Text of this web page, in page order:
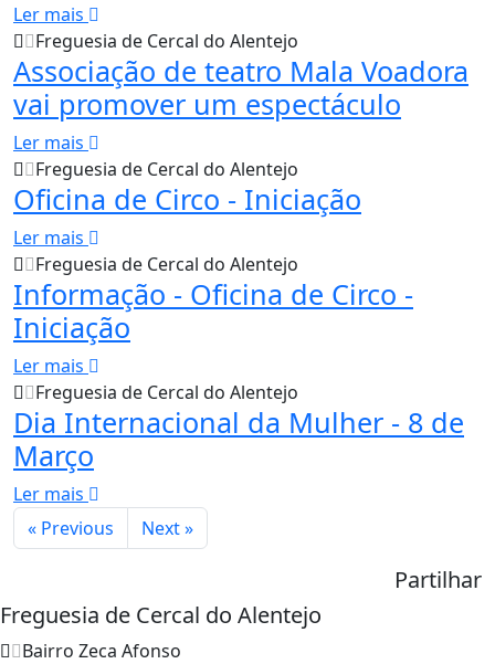
Ler mais
Freguesia de Cercal do Alentejo
Associação de teatro Mala Voadora
vai promover um espectáculo
Ler mais
Freguesia de Cercal do Alentejo
Oficina de Circo - Iniciação
Ler mais
Freguesia de Cercal do Alentejo
Informação - Oficina de Circo -
Iniciação
Ler mais
Freguesia de Cercal do Alentejo
Dia Internacional da Mulher - 8 de
Março
Ler mais
« Previous
Next »
Partilhar
Freguesia de Cercal do Alentejo
Bairro Zeca Afonso